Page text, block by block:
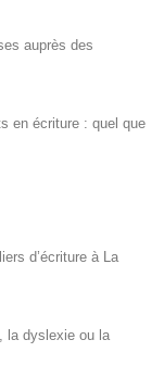
auprès des
en écriture : quel que
d’écriture à La
la dyslexie ou la